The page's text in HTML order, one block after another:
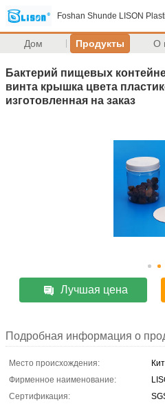
Foshan Shunde LISON
Дом Продукты О
Бактерий пищевых
винта крышка цвета
изготовленная на заказ
Лучшая цена
Подробная информация о
Место происхождения:
Фирменное наименование:
Сертификация: